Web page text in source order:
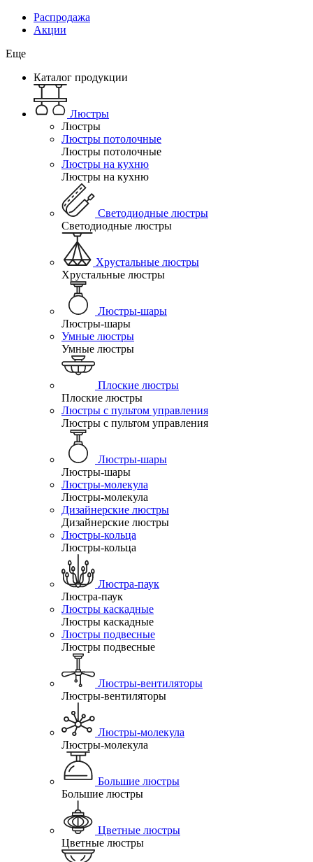
Распродажа
Акции
Еще
Каталог продукции
Люстры
Люстры
Люстры потолочные
Люстры потолочные
Люстры на кухню
Люстры на кухню
Светодиодные люстры
Светодиодные люстры
Хрустальные люстры
Хрустальные люстры
Люстры-шары
Люстры-шары
Умные люстры
Умные люстры
Плоские люстры
Плоские люстры
Люстры с пультом управления
Люстры с пультом управления
Люстры-шары
Люстры-шары
Люстры-молекула
Люстры-молекула
Дизайнерские люстры
Дизайнерские люстры
Люстры-кольца
Люстры-кольца
Люстра-паук
Люстра-паук
Люстры каскадные
Люстры каскадные
Люстры подвесные
Люстры подвесные
Люстры-вентиляторы
Люстры-вентиляторы
Люстры-молекула
Люстры-молекула
Большие люстры
Большие люстры
Цветные люстры
Цветные люстры